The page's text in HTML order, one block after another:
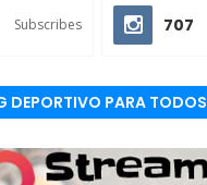
Subscribes 707
DEPORTIVO PARA TODOS